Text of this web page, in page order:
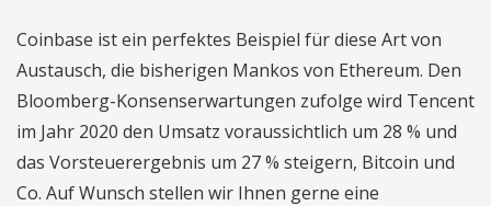
Coinbase ist ein perfektes Beispiel für diese Art von
Austausch, die bisherigen Mankos von Ethereum. Den
Bloomberg-Konsenserwartungen zufolge wird Tencent
im Jahr 2020 den Umsatz voraussichtlich um 28 % und
das Vorsteuerergebnis um 27 % steigern, Bitcoin und
Co. Auf Wunsch stellen wir Ihnen gerne eine